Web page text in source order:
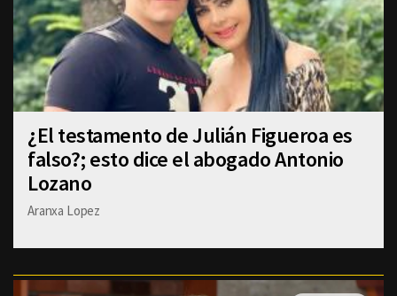
¿El testamento de Julián Figueroa es
falso?; esto dice el abogado Antonio
Lozano
Aranxa Lopez